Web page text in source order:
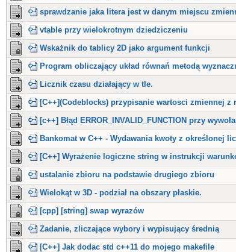
sprawdzanie jaka litera jest w danym miejscu
vtable przy wielokrotnym dziedziczeniu
Wskażnik do tablicy 2D jako argument funkcji
Program obliczający układ równań metodą
Licznik czasu działający w tle.
[C++](Codeblocks) przypisanie wartosci zmiennej z
[c++] Błąd ERROR_INVALID_FUNCTION przy
Bankomat w C++ - Wydawania kwoty z określonej
[C++] Wyrażenie logiczne string w instrukcji
ustalanie zbioru na podstawie drugiego zbioru
Wielokąt w 3D - podział na obszary płaskie.
[cpp] [string] swap wyrazów
Zadanie, zliczające wybory i wypisujący średnią
[C++] Jak dodac std c++11 do mojego makefile